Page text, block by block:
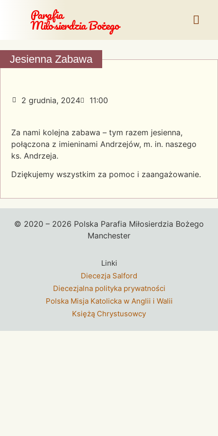
Parafia
Miłosierdzia Bożego
Jesienna Zabawa
2 grudnia, 2024 11:00
Za nami kolejna zabawa – tym razem jesienna,
połączona z imieninami Andrzejów, m. in. naszego
ks. Andrzeja.
Dziękujemy wszystkim za pomoc i zaangażowanie.
© 2020 – 2026 Polska Parafia Miłosierdzia Bożego
Manchester
Linki
Diecezja Salford
Diecezjalna polityka prywatności
Polska Misja Katolicka w Anglii i Walii
Księżą Chrystusowcy